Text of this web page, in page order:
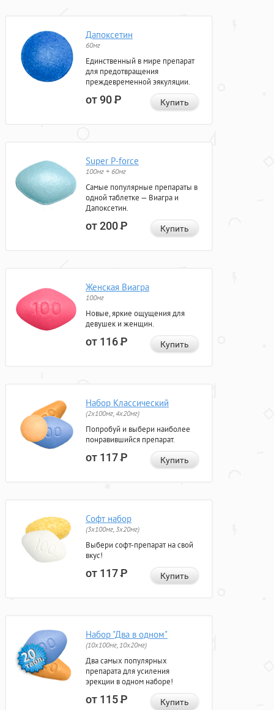
Дапоксетин
60мг
Единственный в мире препарат
для предотвращения
преждевременной эякуляции.
от 90Р Купить
Super P-force
100мг + 60мг
Самые популярные препараты в
одной таблетке — Виагра и
Дапоксетин.
от 200Р Купить
Женская Виагра
100мг
Новые, яркие ощущения для
девушек и женщин.
от 116Р Купить
Набор Классический
(2x100мг, 4x20мг)
Попробуй и выбери наиболее
понравившийся препарат.
от 117Р Купить
Софт набор
(3x100мг, 3x20мг)
Выбери софт-препарат на свой
вкус!
от 117Р Купить
Набор "Два в одном"
(10x100мг, 10x20мг)
Два самых популярных
препарата для усиления
эрекции в одном наборе!
от 115Р Купить